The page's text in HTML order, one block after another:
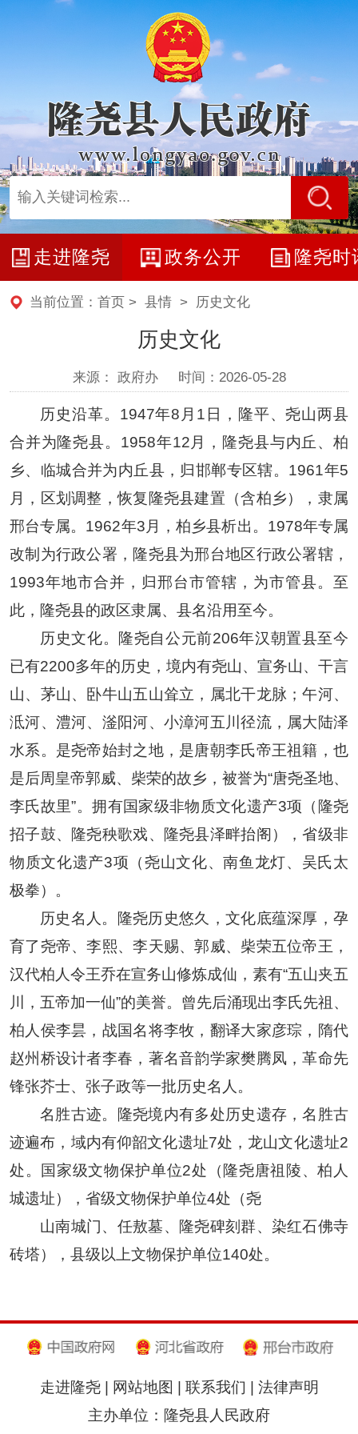
走进隆尧 政务公开 隆尧时
当前位置： 首页 > 县情> 历史文化
历史文化
来源： 政府办 时间：2026-05-28
历史沿革。1947年8月1日，隆平、尧山两县
合并为隆尧县。1958年12月，隆尧县与内丘、柏
乡、临城合并为内丘县，归邯郸专区辖。1961年5
月，区划调整，恢复隆尧县建置（含柏乡），隶属
邢台专属。1962年3月，柏乡县析出。1978年专属
改制为行政公署，隆尧县为邢台地区行政公署辖，
1993年地市合并，归邢台市管辖，为市管县。至
此，隆尧县的政区隶属、县名沿用至今。
历史文化。隆尧自公元前206年汉朝置县至今
已有2200多年的历史，境内有尧山、宣务山、干言
山、茅山、卧牛山五山耸立，属北干龙脉；午河、
泜河、澧河、滏阳河、小漳河五川径流，属大陆泽
水系。是尧帝始封之地，是唐朝李氏帝王祖籍，也
是后周皇帝郭威、柴荣的故乡，被誉为“唐尧圣地、
李氏故里”。拥有国家级非物质文化遗产3项（隆尧
招子鼓、隆尧秧歌戏、隆尧县泽畔抬阁），省级非
物质文化遗产3项（尧山文化、南鱼龙灯、吴氏太
极拳）。
历史名人。隆尧历史悠久，文化底蕴深厚，孕
育了尧帝、李熙、李天赐、郭威、柴荣五位帝王，
汉代柏人令王乔在宣务山修炼成仙，素有“五山夹五
川，五帝加一仙”的美誉。曾先后涌现出李氏先祖、
柏人侯李昙，战国名将李牧，翻译大家彦琮，隋代
赵州桥设计者李春，著名音韵学家樊腾凤，革命先
锋张芥士、张子政等一批历史名人。
名胜古迹。隆尧境内有多处历史遗存，名胜古
迹遍布，域内有仰韶文化遗址7处，龙山文化遗址2
处。国家级文物保护单位2处（隆尧唐祖陵、柏人
城遗址），省级文物保护单位4处（尧
山南城门、任敖墓、隆尧碑刻群、染红石佛寺
砖塔），县级以上文物保护单位140处。
走进隆尧| 网站地图 | 联系我们 | 法律声明
主办单位：隆尧县人民政府